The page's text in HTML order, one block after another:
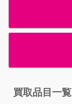
買取品目一覧